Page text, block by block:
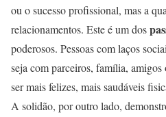
ou o sucesso profissional, mas a
relacionamentos. Este é um dos
poderosos. Pessoas com laços
seja com parceiros, família,
ser mais felizes, mais saudáveis
A solidão, por outro lado,